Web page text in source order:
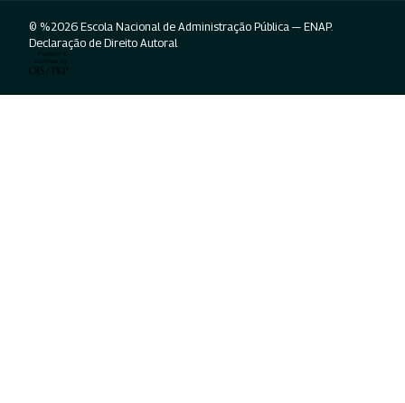
© %2026 Escola Nacional de Administração Pública — ENAP.
Declaração de Direito Autoral